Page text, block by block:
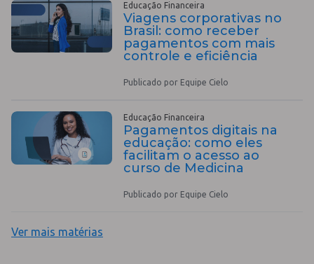
Educação Financeira
Viagens corporativas no
Brasil: como receber
pagamentos com mais
controle e eficiência
Publicado por Equipe Cielo
Educação Financeira
Pagamentos digitais na
educação: como eles
facilitam o acesso ao
curso de Medicina
Publicado por Equipe Cielo
Ver mais matérias